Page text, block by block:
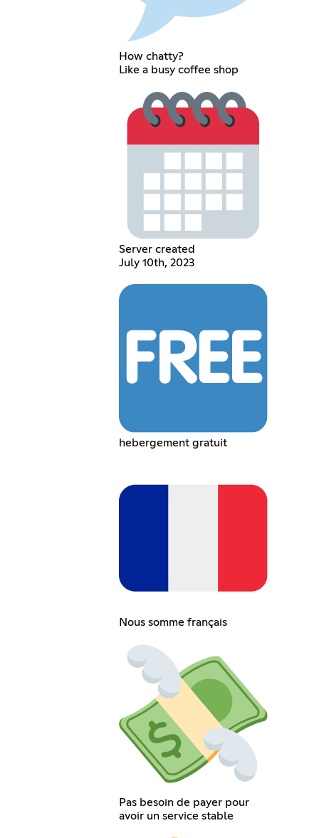
How chatty?
Like a busy coffee shop
Server created
July 10th, 2023
hebergement gratuit
Nous somme français
Pas besoin de payer pour
avoir un service stable